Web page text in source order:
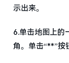
示出来。
6.单击地图上的
角。单击“**”按